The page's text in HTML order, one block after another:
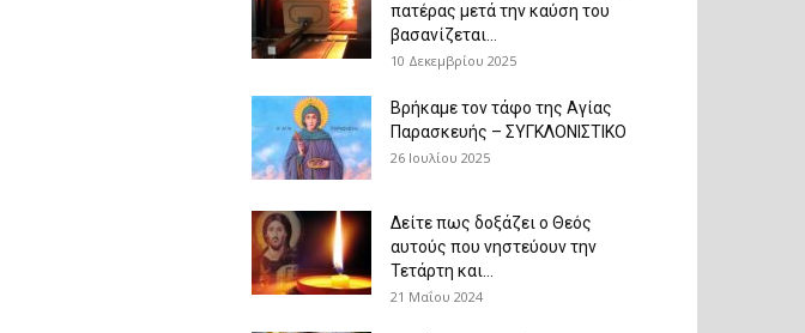
πατέρας μετά την καύση του
βασανίζεται...
10 Δεκεμβρίου 2025
Βρήκαμε τον τάφο της Αγίας
Παρασκευής – ΣΥΓΚΛΟΝΙΣΤΙΚΟ
26 Ιουλίου 2025
Δείτε πως δοξάζει ο Θεός
αυτούς που νηστεύουν την
Τετάρτη και...
21 Μαΐου 2024